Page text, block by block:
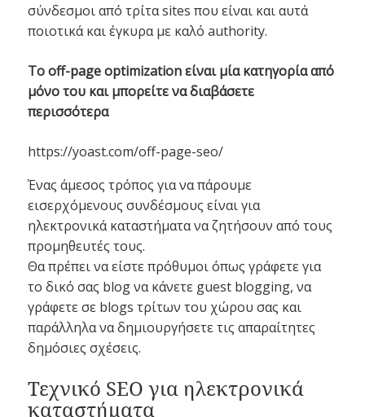
σύνδεσμοι από τρίτα sites που είναι και αυτά
ποιοτικά και έγκυρα με καλό authority.
Το off-page optimization είναι μία κατηγορία από
μόνο του και μπορείτε να διαβάσετε
περισσότερα
https://yoast.com/off-page-seo/
Ένας άμεσος τρόπος για να πάρουμε
εισερχόμενους συνδέσμους είναι για
ηλεκτρονικά καταστήματα να ζητήσουν από τους
προμηθευτές τους.
Θα πρέπει να είστε πρόθυμοι όπως γράφετε για
το δικό σας blog να κάνετε guest blogging, να
γράφετε σε blogs τρίτων του χώρου σας και
παράλληλα να δημιουργήσετε τις απαραίτητες
δημόσιες σχέσεις.
Τεχνικό SEO για ηλεκτρονικά
καταστήματα